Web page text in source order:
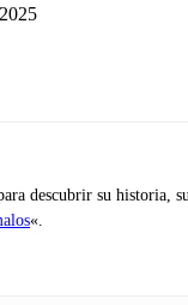
descubrir su historia,
«.